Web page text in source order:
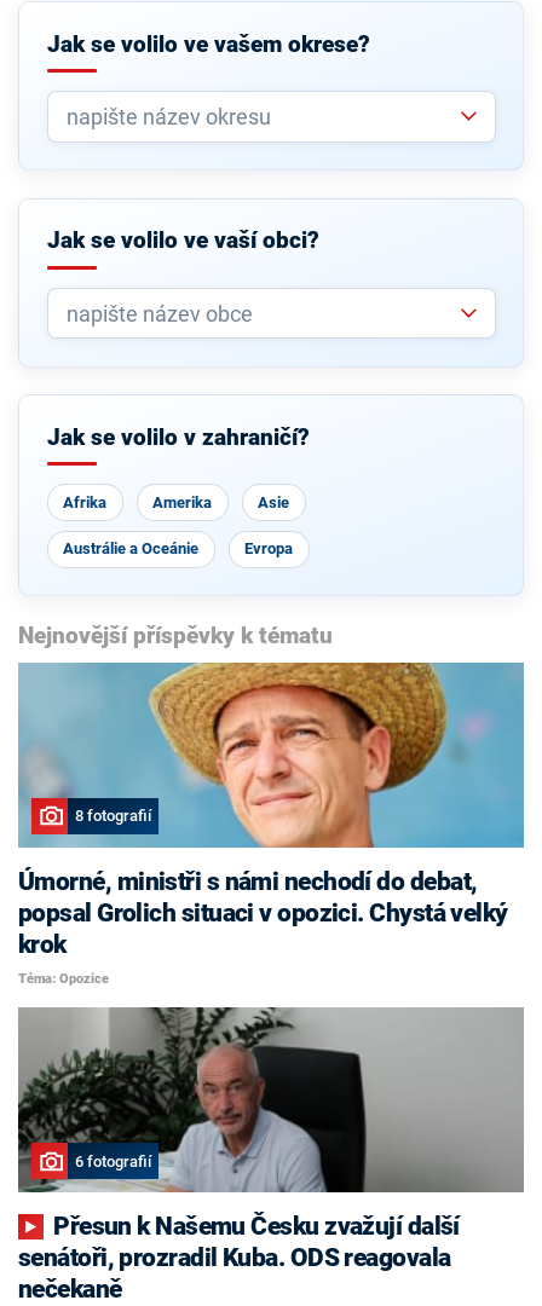
Jak se volilo ve vašem okrese?
Jak se volilo ve vaší obci?
Jak se volilo v zahraničí?
Afrika Amerika Asie
Austrálie a Oceánie Evropa
Nejnovější příspěvky k tématu
8 fotografií
Úmorné, ministři s námi nechodí do debat,
popsal Grolich situaci v opozici. Chystá velký
krok
Téma: Opozice
6 fotografií
senátoři, prozradil Kuba. ODS reagovala
nečekaně